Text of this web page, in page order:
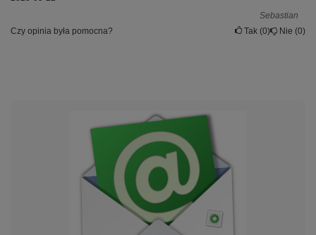
Sebastian
Czy opinia była pomocna?
Tak 0 Nie 0